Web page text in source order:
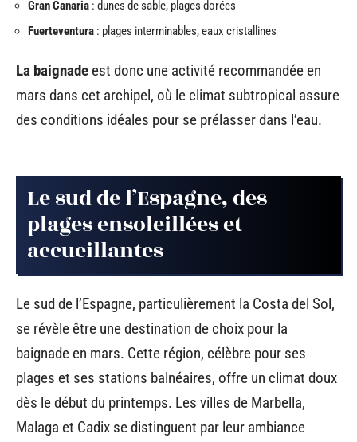
Gran Canaria : dunes de sable, plages dorées
Fuerteventura : plages interminables, eaux cristallines
La baignade est donc une activité recommandée en
mars dans cet archipel, où le climat subtropical assure
des conditions idéales pour se prélasser dans l’eau.
Le sud de l’Espagne, des
plages ensoleillées et
accueillantes
Le sud de l’Espagne, particulièrement la Costa del Sol,
se révèle être une destination de choix pour la
baignade en mars. Cette région, célèbre pour ses
plages et ses stations balnéaires, offre un climat doux
dès le début du printemps. Les villes de Marbella,
Malaga et Cadix se distinguent par leur ambiance